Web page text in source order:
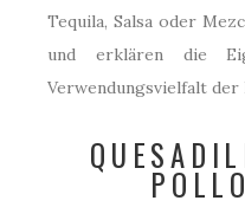
Tequila, Salsa oder
und erklären die
Verwendungsvielfalt der